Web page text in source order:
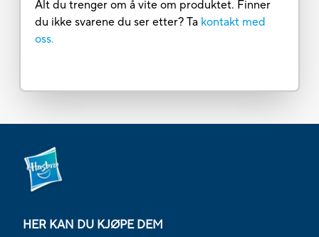
Alt du trenger om å vite om produktet. Finner
du ikke svarene du ser etter? Ta kontakt med
oss.
HER KAN DU KJØPE DEM